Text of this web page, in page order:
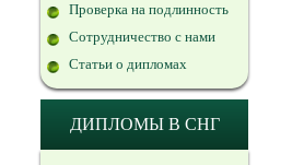
Проверка на подлинность
Сотрудничество с нами
Статьи о дипломах
ДИПЛОМЫ В СНГ